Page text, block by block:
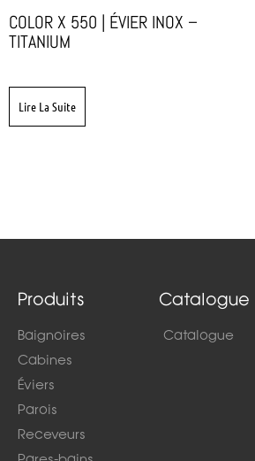
COLOR X 550 | ÉVIER INOX –
TITANIUM
Lire La Suite
Produits
Baignoires
Cabines
Éviers
Parois
Receveurs
Catalogue
Catalogue